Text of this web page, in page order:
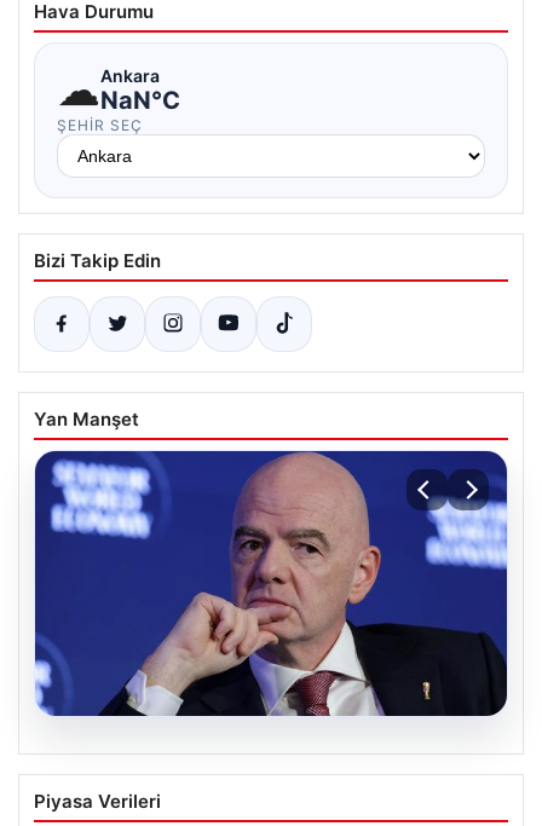
Hava Durumu
☁Ankara
NaN°C
ŞEHIR SEÇ
Bizi Takip Edin
Yan Manşet
09.08.2026
FIFA’da Gianni Infantino Skandalı! Gece
Yarısı Resmi Açıklama Geldi…
Piyasa Verileri